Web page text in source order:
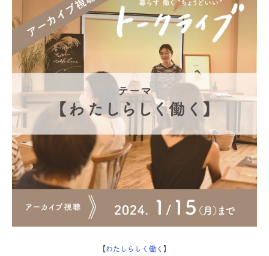
【わたしらしく働く 】